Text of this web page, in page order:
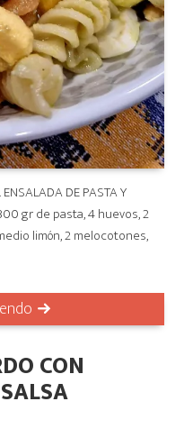
DE PASTA Y
gr de pasta, 4 huevos, 2
limón, 2 melocotones,
CON